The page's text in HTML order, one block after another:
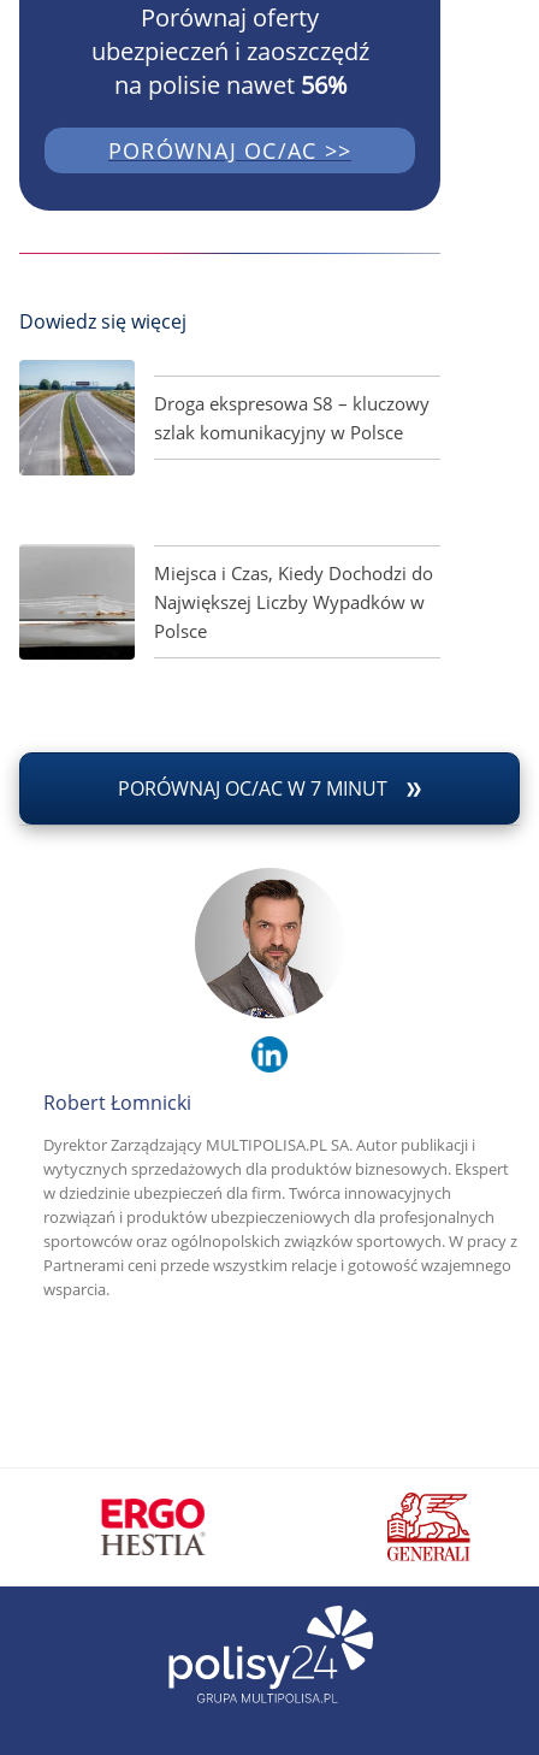
Porównaj oferty
ubezpieczeń i zaoszczędź
na polisie nawet 56%
PORÓWNAJ OC/AC >>
Dowiedz się więcej
Droga ekspresowa S8 – kluczowy
szlak komunikacyjny w Polsce
Miejsca i Czas, Kiedy Dochodzi do
Największej Liczby Wypadków w
Polsce
PORÓWNAJ OC/AC W 7 MINUT
Robert Łomnicki
Dyrektor Zarządzający MULTIPOLISA.PL SA. Autor publikacji i
wytycznych sprzedażowych dla produktów biznesowych. Ekspert
w dziedzinie ubezpieczeń dla firm. Twórca innowacyjnych
rozwiązań i produktów ubezpieczeniowych dla profesjonalnych
sportowców oraz ogólnopolskich związków sportowych. W pracy z
Partnerami ceni przede wszystkim relacje i gotowość wzajemnego
wsparcia.